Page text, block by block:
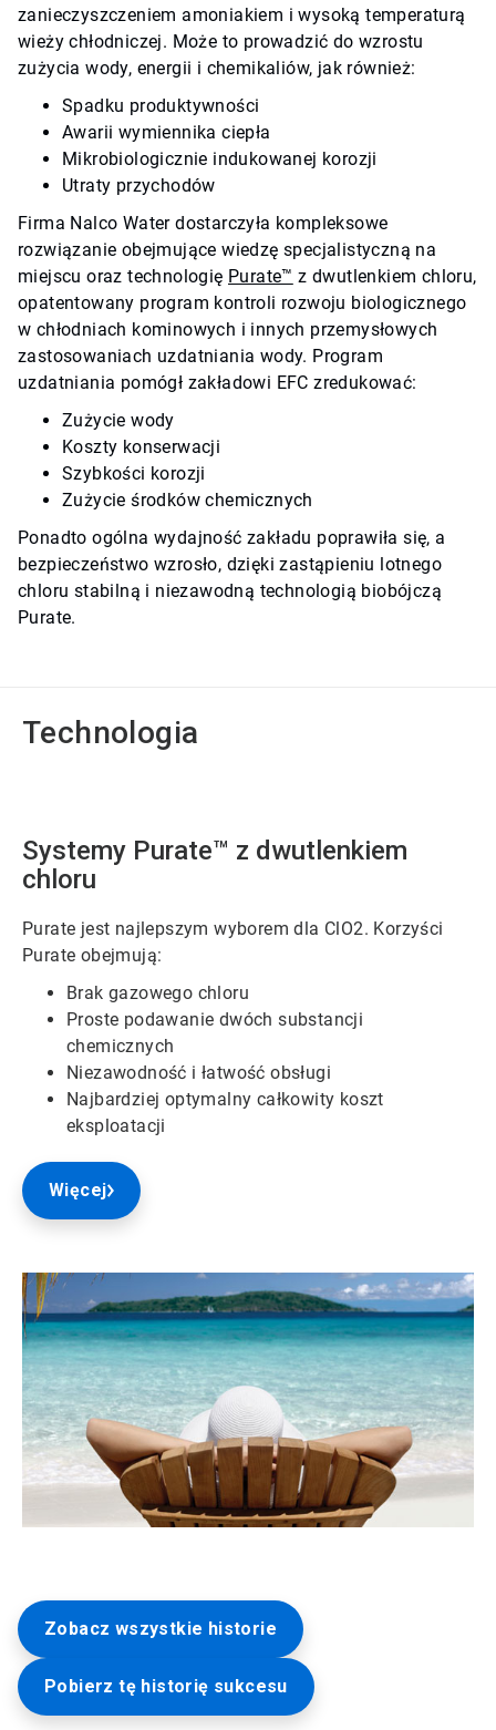
zanieczyszczeniem amoniakiem i wysoką temperaturą
wieży chłodniczej. Może to prowadzić do wzrostu
zużycia wody, energii i chemikaliów, jak również:
Spadku produktywności
Awarii wymiennika ciepła
Mikrobiologicznie indukowanej korozji
Utraty przychodów
Firma Nalco Water dostarczyła kompleksowe
rozwiązanie obejmujące wiedzę specjalistyczną na
miejscu oraz technologię Purate™ z dwutlenkiem chloru,
opatentowany program kontroli rozwoju biologicznego
w chłodniach kominowych i innych przemysłowych
zastosowaniach uzdatniania wody. Program
uzdatniania pomógł zakładowi EFC zredukować:
Zużycie wody
Koszty konserwacji
Szybkości korozji
Zużycie środków chemicznych
Ponadto ogólna wydajność zakładu poprawiła się, a
bezpieczeństwo wzrosło, dzięki zastąpieniu lotnego
chloru stabilną i niezawodną technologią biobójczą
Purate.
Technologia
Systemy Purate™ z dwutlenkiem
chloru
Purate jest najlepszym wyborem dla ClO2. Korzyści
Purate obejmują:
Brak gazowego chloru
Proste podawanie dwóch substancji
chemicznych
Niezawodność i łatwość obsługi
Najbardziej optymalny całkowity koszt
eksploatacji
Więcej
Zobacz wszystkie historie
Pobierz tę historię sukcesu